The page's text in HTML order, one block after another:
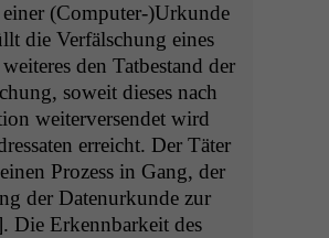
(Computer-)Urkunde
die Ver­fälschung eines
den Tatbe­stand der
soweit dieses nach
weit­er­versendet wird
erre­icht. Der Täter
Prozess in Gang, der
der Datenurkunde zur
Erkennbarkeit des